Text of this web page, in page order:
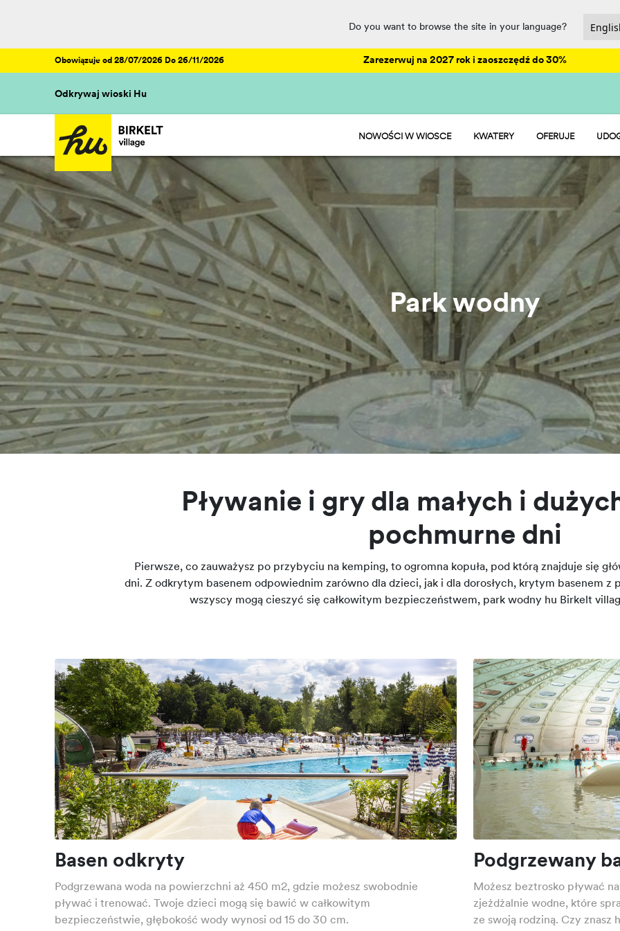
Do you want to browse the site in your language?
Obowiązuje od 28/07/2026 Do 26/11/2026 Zarezerwuj na 2027 rok i zaoszczędź do 30%
Odkrywaj wioski Hu
NOWOŚCI W WIOSCE KWATERY
HU CAMP
OFERUJE
PET
Park wodny
Pływanie i gry dla małych i
pochmurne dni
Pierwsze, co zauważysz po przybyciu na kemping, to ogromna kopuła, pod którą znajduje się
dni. Z odkrytym basenem odpowiednim zarówno dla dzieci, jak i dla dorosłych, krytym basenem z
wszyscy mogą cieszyć się całkowitym bezpieczeństwem, park wodny hu Birkelt
Basen odkryty
Podgrzewana woda na powierzchni aż 450 m2, gdzie możesz swobodnie
pływać i trenować. Twoje dzieci mogą się bawić w całkowitym
bezpieczeństwie, głębokość wody wynosi od 15 do 30 cm.
Podgrzewany
Możesz beztrosko pływać
zjeżdżalnie wodne, które
ze swoją rodziną. Czy znasz